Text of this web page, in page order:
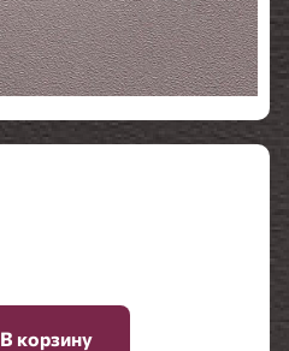
В корзину